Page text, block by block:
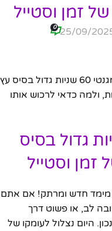
זמן וסטייל
0
מאמר אופטימלי ל-SEO על שעון חול מגנטי 60 שניות גדול בסיס עץ
ולמה כדאי לרכוש אותו
מגנטי 60 שניות גדול בסיס
וסטייל
מימד חדש ומרתק! אם אתם
לב, או פשוט דרך
היום נצלול לעומקו של